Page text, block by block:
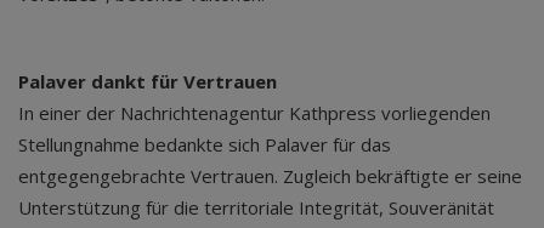
Palaver dankt für Vertrauen
In einer der Nachrichtenagentur Kathpress vorliegenden
Stellungnahme bedankte sich Palaver für das
entgegengebrachte Vertrauen. Zugleich bekräftigte er seine
Unterstützung für die territoriale Integrität, Souveränität